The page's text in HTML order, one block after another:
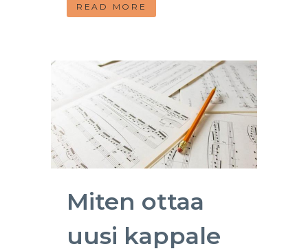
READ MORE
Miten ottaa
uusi kappale